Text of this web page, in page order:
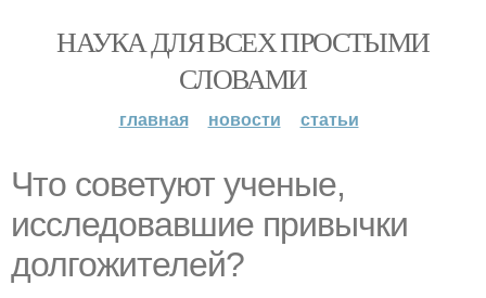
НАУКА ДЛЯ ВСЕХ ПРОСТЫМИ
СЛОВАМИ
главная новости статьи
Что советуют ученые,
исследовавшие привычки
долгожителей?